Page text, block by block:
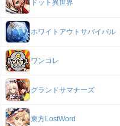
ドット異世界
ホワイトアウトサバイバル
ワンコレ
グランドサマナーズ
東方LostWord